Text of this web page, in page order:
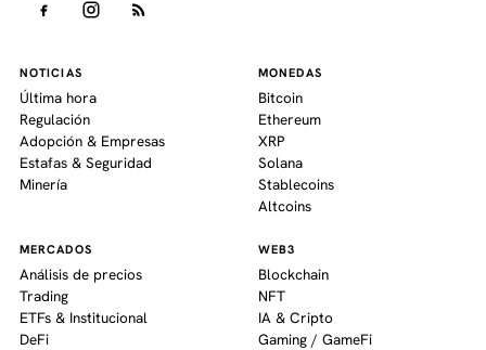
NOTICIAS
Última hora
Regulación
Adopción & Empresas
Estafas & Seguridad
Minería
MONEDAS
Bitcoin
Ethereum
XRP
Solana
Stablecoins
Altcoins
MERCADOS
Análisis de precios
Trading
ETFs & Institucional
DeFi
WEB3
Blockchain
NFT
IA & Cripto
Gaming / GameFi